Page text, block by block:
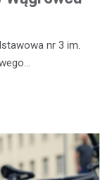
nr 3 im.